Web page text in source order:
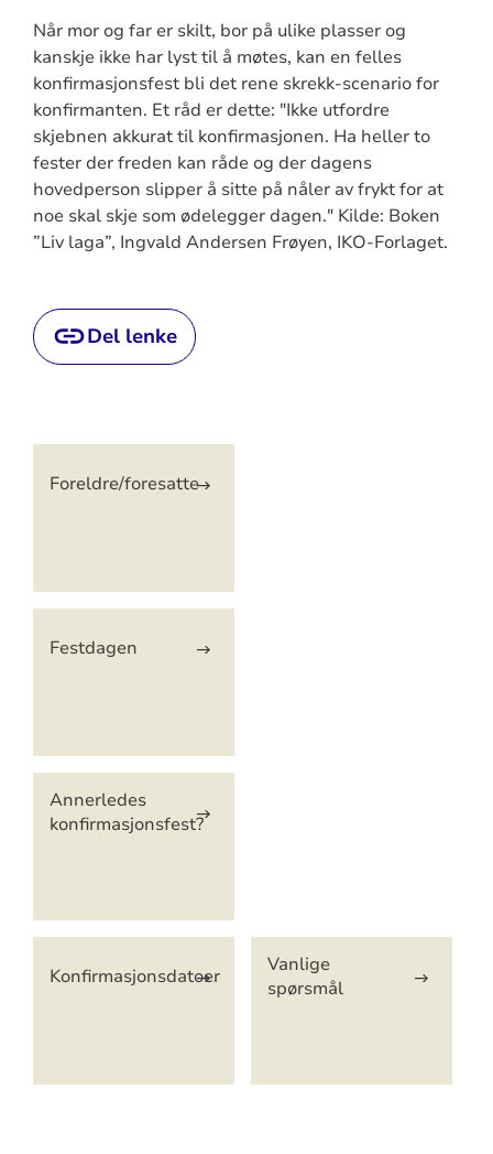
Når mor og far er skilt, bor på ulike plasser og
kanskje ikke har lyst til å møtes, kan en felles
konfirmasjonsfest bli det rene skrekk-scenario for
konfirmanten. Et råd er dette: "Ikke utfordre
skjebnen akkurat til konfirmasjonen. Ha heller to
fester der freden kan råde og der dagens
hovedperson slipper å sitte på nåler av frykt for at
noe skal skje som ødelegger dagen." Kilde: Boken
”Liv laga”, Ingvald Andersen Frøyen, IKO-Forlaget.
Del lenke
Foreldre/foresatte
Festdagen
Annerledes
konfirmasjonsfest?
Konfirmasjonsdatoer
Vanlige
spørsmål